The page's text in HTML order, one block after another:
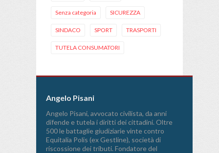
Senza categoria SICUREZZA
SINDACO SPORT TRASPORTI
TUTELA CONSUMATORI
Angelo Pisani
Angelo Pisani, avvocato civilista, da anni
difende e tutela i diritti dei cittadini. Oltre
500 le battaglie giudiziarie vinte contro
Equitalia Polis (ex Gestline), società di
riscossione dei tributi. Fondatore del